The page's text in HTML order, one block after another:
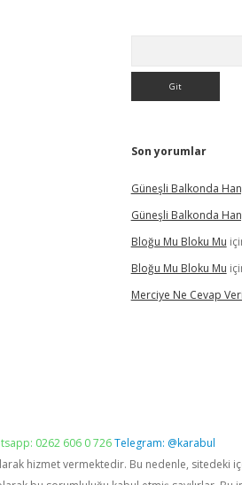
Son yorumlar
Güneşli Balkonda
Güneşli Balkonda
Bloğu Mu Bloku Mu
Bloğu Mu Bloku Mu
Merciye Ne Cevap
0262 606 0 726Telegram: @karabul
hizmet vermektedir. Bu nedenle,